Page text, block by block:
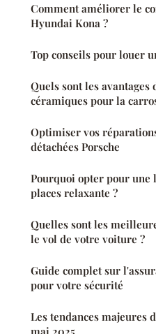
Comment améliorer le
Hyundai Kona ?
Top conseils pour louer
Quels sont les avantages
céramiques pour la
Optimiser vos
détachées Porsche
Pourquoi opter pour une
places relaxante ?
Quelles sont les
le vol de votre voiture ?
Guide complet sur
pour votre sécurité
Les tendances majeures
mai 2025